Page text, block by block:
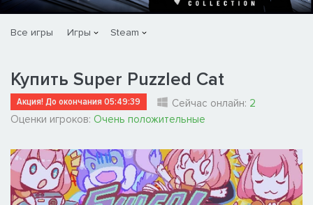
Все игры Игры Steam
Купить Super Puzzled Cat
Акция! До окончания05:49:38 Сейчас онлайн: 2
Оценки игроков: Очень положительные